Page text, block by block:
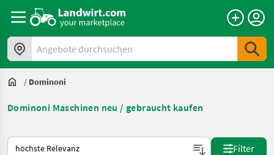
Angebote durchsuchen
/ Dominoni
Dominoni Maschinen neu / gebraucht kaufen
So wird auf Landwirt.com sortiert
Filter